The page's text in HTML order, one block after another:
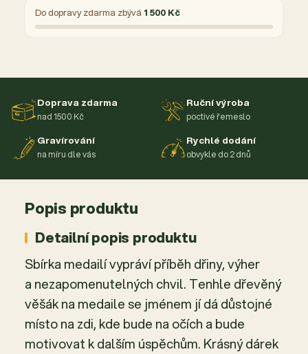
Do dopravy zdarma zbývá 1 500 Kč
Doprava zdarma
nad 1500 Kč
Ruční výroba
poctivé řemeslo
Gravírování
na míru dle vás
Rychlé dodání
obvykle do 2 dnů
Popis produktu
Detailní popis produktu
Sbírka medailí vypráví příběh dřiny, výher
a nezapomenutelných chvil. Tenhle dřevěný
věšák na medaile se jménem jí dá důstojné
místo na zdi, kde bude na očích a bude
motivovat k dalším úspěchům. Krásný dárek